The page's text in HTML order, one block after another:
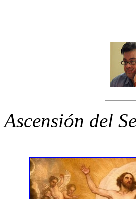
Ascensión del